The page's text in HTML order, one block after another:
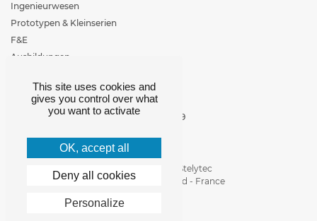
Ingenieurwesen
Prototypen & Kleinserien
F&E
Ausbildungen
Kontakt
+33 (0)4 77 29 30 29
etude.com
Parc d'activité de Stelytec
42400 Saint-Chamond - France
This site uses cookies and
gives you control over what
you want to activate
OK, accept all
Deny all cookies
Personalize